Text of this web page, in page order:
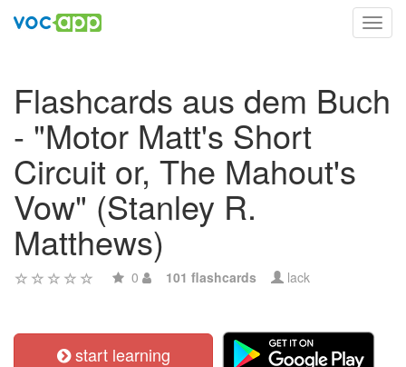
Flashcards aus dem Buch
- "Motor Matt's Short
Circuit or, The Mahout's
Vow" (Stanley R.
Matthews)
0 101 flashcards lack
start learning